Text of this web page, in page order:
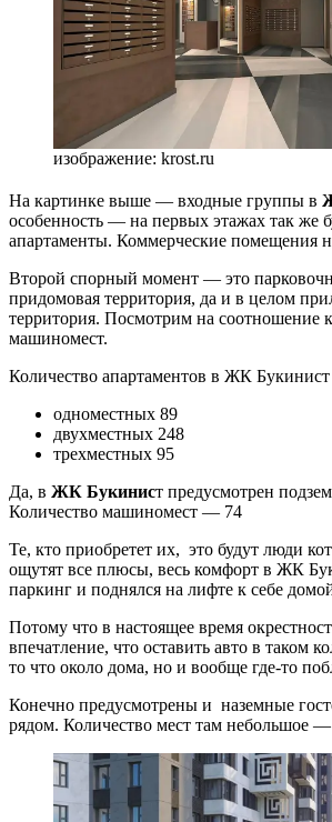
изображение: krost.ru
На картинке выше — входные группы в
особенность — на первых этажах так же
апартаменты. Коммерческие помещения
Второй спорный момент — это
придомовая территория, да и в целом
территория. Посмотрим на соотношение
машиномест.
Количество апартаментов в ЖК
одноместных 89
двухместных 248
трехместных 95
Да, в ЖК Букинист предусмотрен
Количество машиномест — 74
Те, кто приобретет их, это будут люди
ощутят все плюсы, весь комфорт в ЖК
паркинг и поднялся на лифте к себе
Потому что в настоящее время
впечатление, что оставить авто в таком
то что около дома, но и вообще где-то
Конечно предусмотрены и наземные
рядом. Количество мест там небольшое —